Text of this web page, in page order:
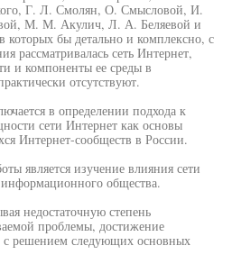
Г. Л. Смолян, О. Смысловой, И.
М. М. Акулич, Л. А. Беляевой и
которых бы детально и комплексно, с
рассматривалась сеть Интернет,
и компоненты ее среды в
отсутствуют.
в определении подхода к
сети Интернет как основы
Интернет-сообществ в России.
является изучение влияния сети
общества.
недостаточную степень
проблемы, достижение
с решением следующих основных